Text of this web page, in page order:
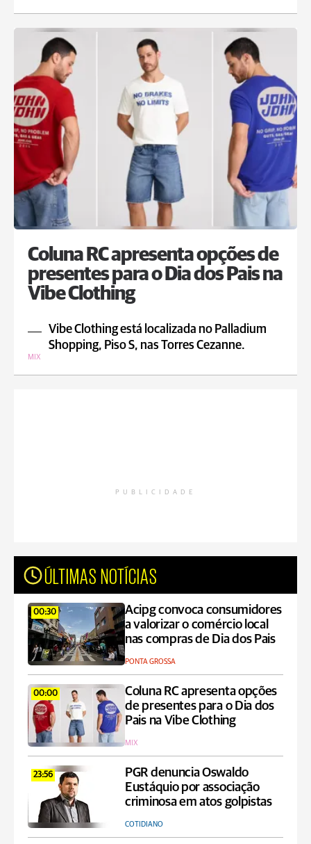
Coluna RC apresenta opções de
presentes para o Dia dos Pais na
Vibe Clothing
Vibe Clothing está localizada no Palladium
Shopping, Piso S, nas Torres Cezanne.
MIX
PUBLICIDADE
ÚLTIMAS NOTÍCIAS
00:30
Acipg convoca consumidores
a valorizar o comércio local
nas compras de Dia dos Pais
PONTA GROSSA
00:00
Coluna RC apresenta opções
de presentes para o Dia dos
Pais na Vibe Clothing
MIX
23:56
PGR denuncia Oswaldo
Eustáquio por associação
criminosa em atos golpistas
COTIDIANO